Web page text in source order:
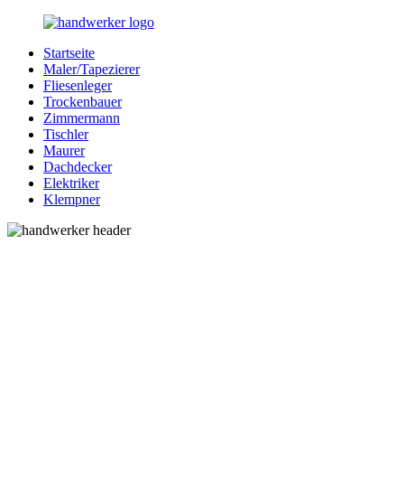
Zurück
Inhalt
Bessere-
Handwerker.de
Handwerker
Ihrer
Nähe
Startseite
Maler/Tapezierer
Fliesenleger
Trockenbauer
Zimmermann
Tischler
Maurer
Dachdecker
Elektriker
Klempner